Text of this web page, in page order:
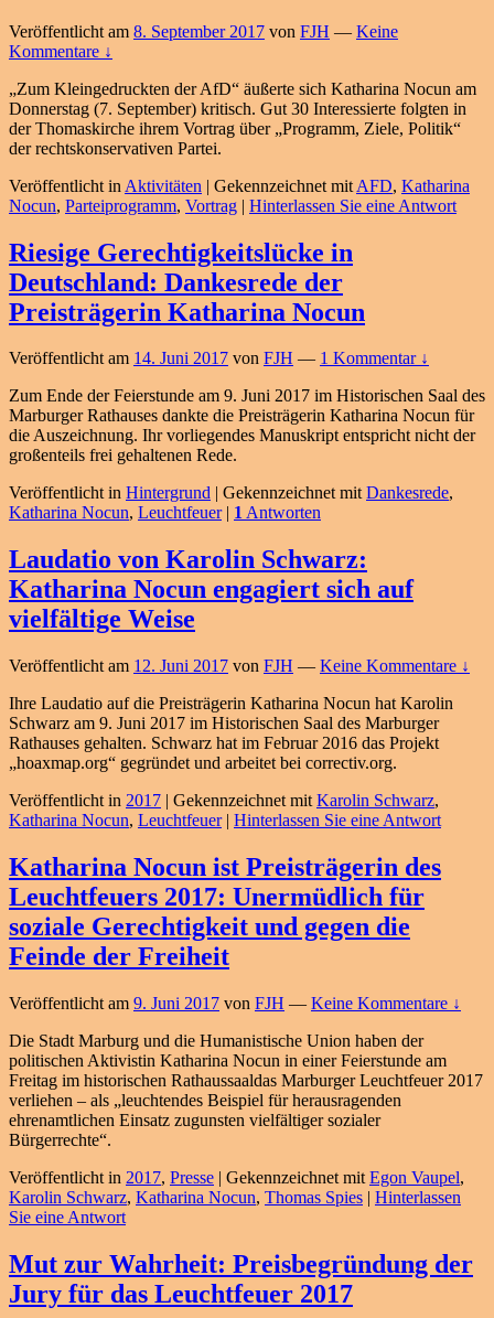
Veröffentlicht am 8. September 2017 von FJH — Keine
Kommentare ↓
„Zum Kleingedruckten der AfD“ äußerte sich Katharina Nocun am
Donnerstag (7. September) kritisch. Gut 30 Interessierte folgten in
der Thomaskirche ihrem Vortrag über „Programm, Ziele, Politik“
der rechtskonservativen Partei.
Veröffentlicht in Aktivitäten | Gekennzeichnet mit AFD, Katharina
Nocun, Parteiprogramm, Vortrag | Hinterlassen Sie eine Antwort
Riesige Gerechtigkeitslücke in
Deutschland: Dankesrede der
Preisträgerin Katharina Nocun
Veröffentlicht am 14. Juni 2017 von FJH — 1 Kommentar ↓
Zum Ende der Feierstunde am 9. Juni 2017 im Historischen Saal des
Marburger Rathauses dankte die Preisträgerin Katharina Nocun für
die Auszeichnung. Ihr vorliegendes Manuskript entspricht nicht der
großenteils frei gehaltenen Rede.
Veröffentlicht in Hintergrund Gekennzeichnet mit Dankesrede,
Katharina Nocun, Leuchtfeuer 1Antworten
Laudatio von Karolin Schwarz:
Katharina Nocun engagiert sich auf
vielfältige Weise
Veröffentlicht am 12. Juni 2017 von FJH — Keine Kommentare ↓
Ihre Laudatio auf die Preisträgerin Katharina Nocun hat Karolin
Schwarz am 9. Juni 2017 im Historischen Saal des Marburger
Rathauses gehalten. Schwarz hat im Februar 2016 das Projekt
„hoaxmap.org“ gegründet und arbeitet bei correctiv.org.
Veröffentlicht in 2017 | Gekennzeichnet mit Karolin Schwarz,
Katharina Nocun, Leuchtfeuer | Hinterlassen Sie eine Antwort
Katharina Nocun ist Preisträgerin des
Leuchtfeuers 2017: Unermüdlich für
soziale Gerechtigkeit und gegen die
Feinde der Freiheit
Veröffentlicht am 9. Juni 2017 von FJH — Keine Kommentare ↓
Die Stadt Marburg und die Humanistische Union haben der
politischen Aktivistin Katharina Nocun in einer Feierstunde am
Freitag im historischen Rathaussaaldas Marburger Leuchtfeuer 2017
verliehen – als „leuchtendes Beispiel für herausragenden
ehrenamtlichen Einsatz zugunsten vielfältiger sozialer
Bürgerrechte“.
Veröffentlicht in 2017, Presse | Gekennzeichnet mit Egon Vaupel,
Karolin Schwarz, Katharina Nocun, Thomas Spies | Hinterlassen
Sie eine Antwort
Mut zur Wahrheit: Preisbegründung der
Jury für das Leuchtfeuer 2017